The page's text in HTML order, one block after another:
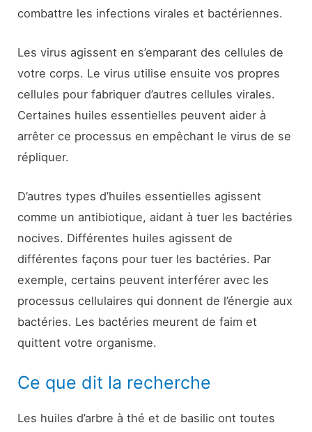
combattre les infections virales et bactériennes.
Les virus agissent en s’emparant des cellules de
votre corps. Le virus utilise ensuite vos propres
cellules pour fabriquer d’autres cellules virales.
Certaines huiles essentielles peuvent aider à
arrêter ce processus en empêchant le virus de se
répliquer.
D’autres types d’huiles essentielles agissent
comme un antibiotique, aidant à tuer les bactéries
nocives. Différentes huiles agissent de
différentes façons pour tuer les bactéries. Par
exemple, certains peuvent interférer avec les
processus cellulaires qui donnent de l’énergie aux
bactéries. Les bactéries meurent de faim et
quittent votre organisme.
Ce que dit la recherche
Les huiles d’arbre à thé et de basilic ont toutes